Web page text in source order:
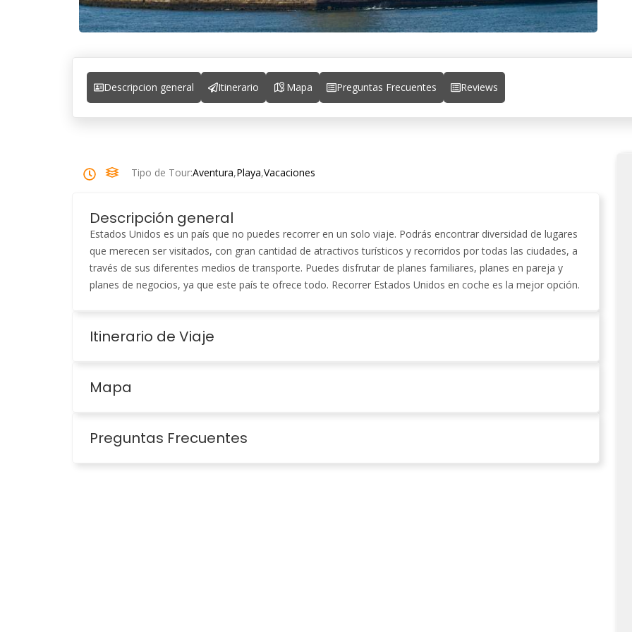
Descripcion general Itinerario Mapa Preguntas Frecuentes Reviews
Tipo de Tour:Aventura,Playa,Vacaciones
Descripción general
Estados Unidos es un país que no puedes recorrer en un solo viaje. Podrás encontrar diversidad de lugares
que merecen ser visitados, con gran cantidad de atractivos turísticos y recorridos por todas las ciudades, a
través de sus diferentes medios de transporte. Puedes disfrutar de planes familiares, planes en pareja y
planes de negocios, ya que este país te ofrece todo. Recorrer Estados Unidos en coche es la mejor opción.
Itinerario de Viaje
Mapa
Preguntas Frecuentes